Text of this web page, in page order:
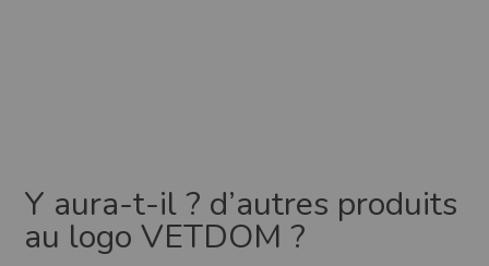
Y aura-t-il ? d’autres produits
au logo VETDOM ?